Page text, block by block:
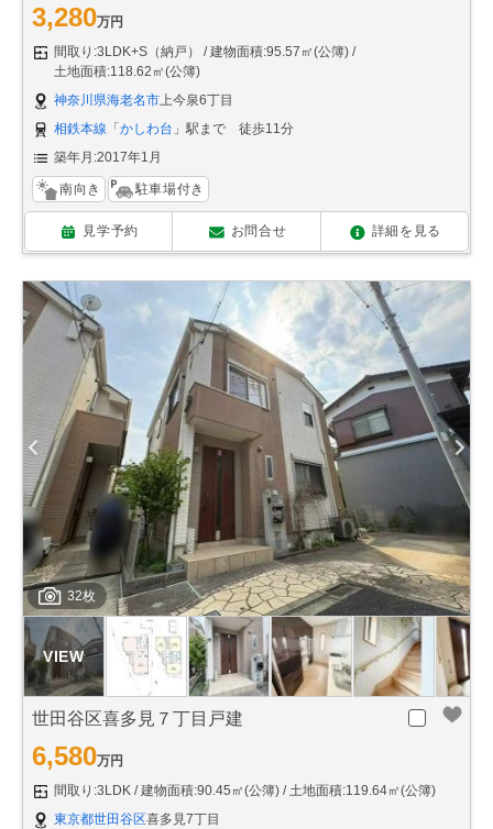
3,280万円
間取り:3LDK+S（納戸）
建物面積:95.57㎡(公簿)
土地面積:118.62㎡(公簿)
神奈川県海老名市上今泉6丁目
相鉄本線 「 かしわ台 」駅まで 徒歩11分
築年月:2017年1月
南向き 駐車場付き
見学予約 お問合せ 詳細を見る
32枚
世田谷区喜多見７丁目戸建
6,580万円
間取り:3LDK
建物面積:90.45㎡(公簿)
土地面積:119.64㎡(公簿)
東京都世田谷区喜多見7丁目